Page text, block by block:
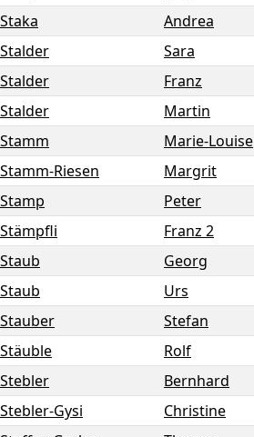
Staka
Andrea
Stalder
Sara
Stalder
Franz
Stalder
Martin
Stamm
Marie-Louise
Stamm-Riesen
Margrit
Stamp
Peter
Stämpfli
Franz 2
Staub
Georg
Staub
Urs
Stauber
Stefan
Stäuble
Rolf
Stebler
Bernhard
Stebler-Gysi
Christine